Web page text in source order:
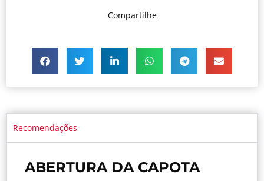
Compartilhe
Recomendações
ABERTURA DA CAPOTA